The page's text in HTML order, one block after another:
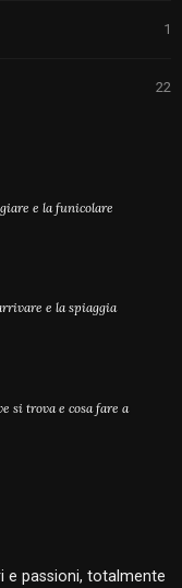
1
22
e la funicolare
e la spiaggia
si trova e cosa fare a
e passioni, totalmente